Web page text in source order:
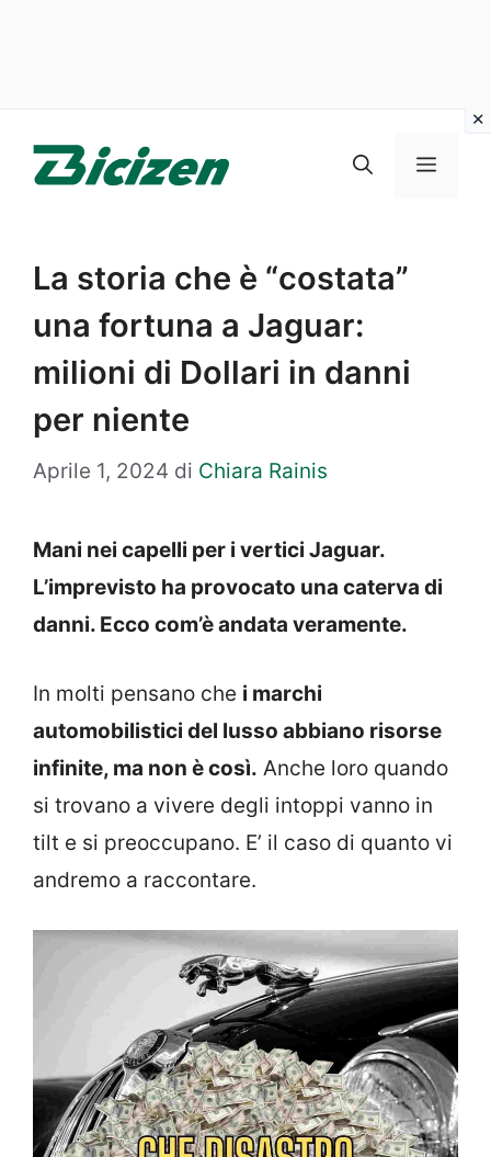
Menu
La storia che è “costata”
una fortuna a Jaguar:
milioni di Dollari in danni
per niente
Aprile 1, 2024 di Chiara Rainis
Mani nei capelli per i vertici Jaguar.
L’imprevisto ha provocato una caterva di
danni. Ecco com’è andata veramente.
In molti pensano che i marchi
automobilistici del lusso abbiano risorse
infinite, ma non è così. Anche loro quando
si trovano a vivere degli intoppi vanno in
tilt e si preoccupano. E’ il caso di quanto vi
andremo a raccontare.